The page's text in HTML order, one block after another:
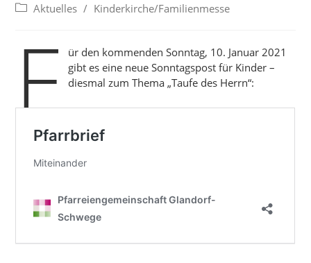
Beitrags-
Aktuelles / Kinderkirche/Familienmesse
F
ür den kommenden Sonntag, 10. Januar 2021
gibt es eine neue Sonntagspost für Kinder –
diesmal zum Thema „Taufe des Herrn“: